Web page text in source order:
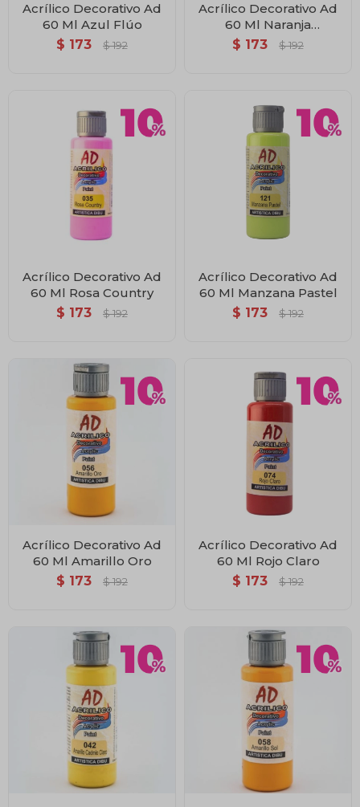
Acrílico Decorativo Ad
60 Ml Azul Flúo
$ 173 $ 192
Acrílico Decorativo Ad
60 Ml Naranja
Permanente
$ 173 $ 192
Acrílico Decorativo Ad
60 Ml Rosa Country
$ 173 $ 192
Acrílico Decorativo Ad
60 Ml Manzana Pastel
$ 173 $ 192
Acrílico Decorativo Ad
60 Ml Amarillo Oro
$ 173 $ 192
Acrílico Decorativo Ad
60 Ml Rojo Claro
$ 173 $ 192